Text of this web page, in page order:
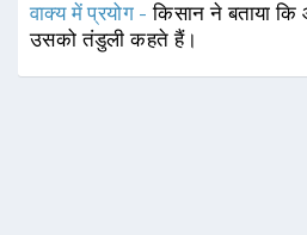
वाक्य में प्रयोग -किसान ने बताया
उसको तंडुली कहते हैं।